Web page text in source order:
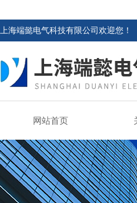
上海端懿电气科技有限公司欢迎您！
网站首页